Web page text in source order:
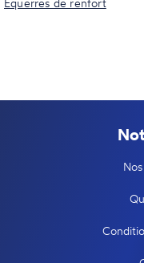
Equerres de renfort